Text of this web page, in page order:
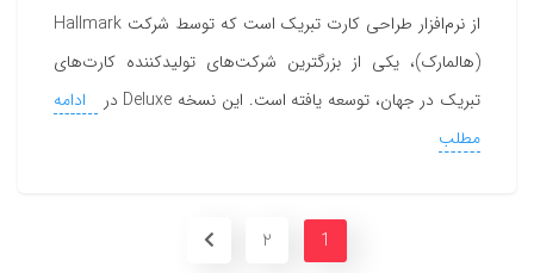
از نرم‌افزار طراحی کارت تبریک است که توسط شرکت Hallmark
(هالمارک)، یکی از بزرگترین شرکت‌های تولیدکننده کارت‌های
تبریک در جهان، توسعه یافته است. این نسخه Deluxe در
ادامه
مطلب
1
2